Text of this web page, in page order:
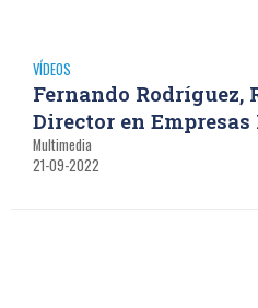
VÍDEOS
Fernando Rodríguez,
Director en Empresas
Multimedia
21-09-2022